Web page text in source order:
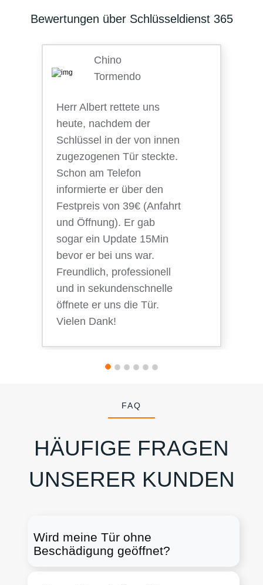
Bewertungen über Schlüsseldienst 365
Chino
Tormendo
Herr Albert rettete uns
heute, nachdem der
Schlüssel in der von innen
zugezogenen Tür steckte.
Schon am Telefon
informierte er über den
Festpreis von 39€ (Anfahrt
und Öffnung). Er gab
sogar ein Update 15Min
bevor er bei uns war.
Freundlich, professionell
und in sekundenschnelle
öffnete er uns die Tür.
Vielen Dank!
FAQ
HÄUFIGE FRAGEN
UNSERER KUNDEN
Wird meine Tür ohne
Beschädigung geöffnet?